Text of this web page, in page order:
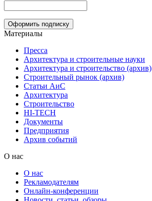
Материалы
Пресса
Архитектура и строительные науки
Архитектура и строительство (архив)
Строительный рынок (архив)
Статьи АиС
Архитектура
Строительство
HI-TECH
Документы
Предприятия
Архив событий
О нас
О нас
Рекламодателям
Онлайн-конференции